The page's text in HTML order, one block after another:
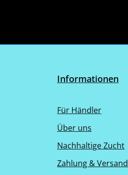
Informationen
Für Händler
Über uns
Nachhaltige Zucht
Zahlung & Versand